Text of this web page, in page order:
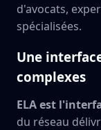
d'avocats,
spécialisées.
Une
complexes
ELA est
du réseau